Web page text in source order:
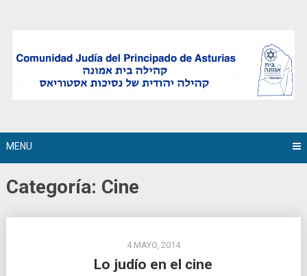
MENU
Categoría: Cine
4 MAYO, 2014
Lo judío en el cine